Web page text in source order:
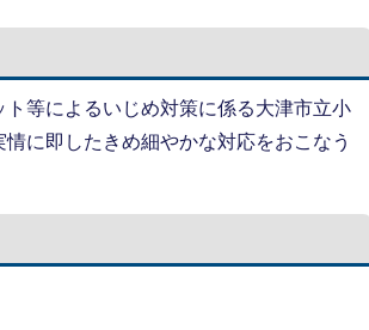
等によるいじめ対策に係る大津市立小
に即したきめ細やかな対応をおこなう